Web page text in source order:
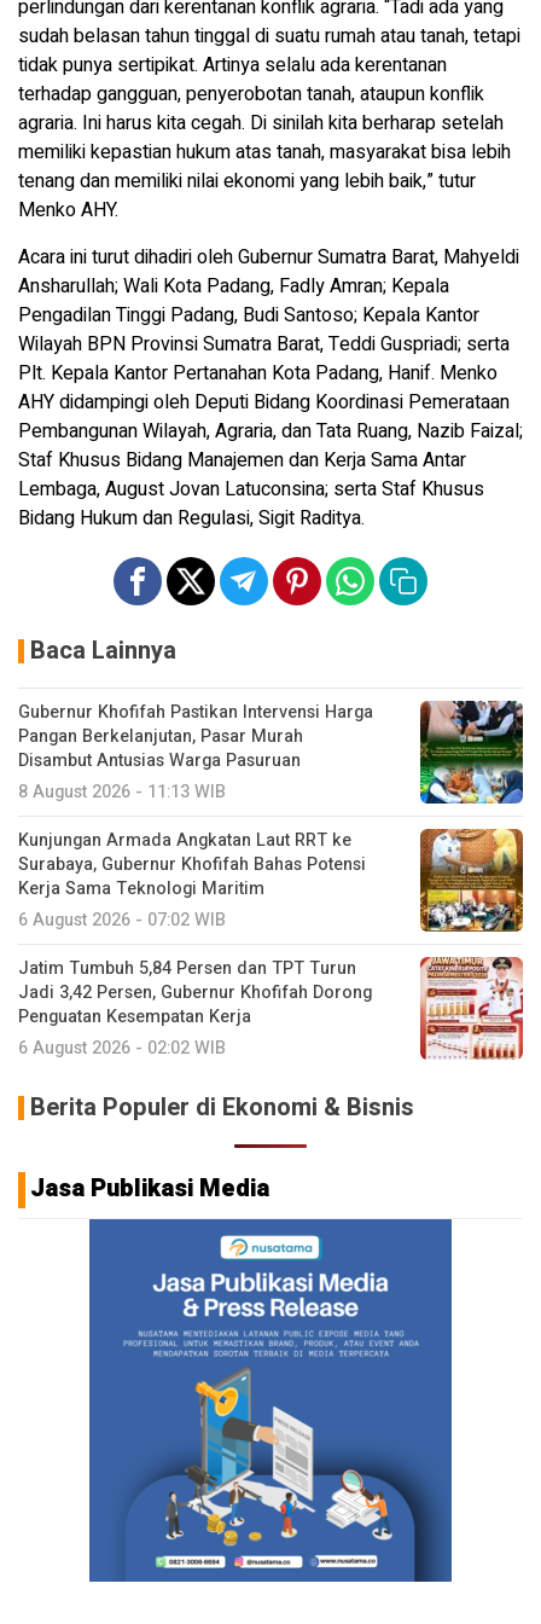
perlindungan dari kerentanan konflik agraria. “Tadi ada yang
sudah belasan tahun tinggal di suatu rumah atau tanah, tetapi
tidak punya sertipikat. Artinya selalu ada kerentanan
terhadap gangguan, penyerobotan tanah, ataupun konflik
agraria. Ini harus kita cegah. Di sinilah kita berharap setelah
memiliki kepastian hukum atas tanah, masyarakat bisa lebih
tenang dan memiliki nilai ekonomi yang lebih baik,” tutur
Menko AHY.
Acara ini turut dihadiri oleh Gubernur Sumatra Barat, Mahyeldi
Ansharullah; Wali Kota Padang, Fadly Amran; Kepala
Pengadilan Tinggi Padang, Budi Santoso; Kepala Kantor
Wilayah BPN Provinsi Sumatra Barat, Teddi Guspriadi; serta
Plt. Kepala Kantor Pertanahan Kota Padang, Hanif. Menko
AHY didampingi oleh Deputi Bidang Koordinasi Pemerataan
Pembangunan Wilayah, Agraria, dan Tata Ruang, Nazib Faizal;
Staf Khusus Bidang Manajemen dan Kerja Sama Antar
Lembaga, August Jovan Latuconsina; serta Staf Khusus
Bidang Hukum dan Regulasi, Sigit Raditya.
Baca Lainnya
Gubernur Khofifah Pastikan Intervensi Harga
Pangan Berkelanjutan, Pasar Murah
Disambut Antusias Warga Pasuruan
8 August 2026 - 11:13 WIB
Kunjungan Armada Angkatan Laut RRT ke
Surabaya, Gubernur Khofifah Bahas Potensi
Kerja Sama Teknologi Maritim
6 August 2026 - 07:02 WIB
Jatim Tumbuh 5,84 Persen dan TPT Turun
Jadi 3,42 Persen, Gubernur Khofifah Dorong
Penguatan Kesempatan Kerja
6 August 2026 - 02:02 WIB
Berita Populer di Ekonomi & Bisnis
Jasa Publikasi Media